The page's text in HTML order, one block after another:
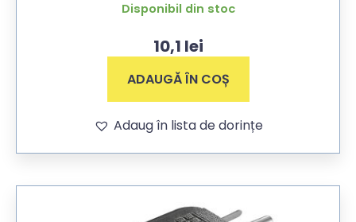
Disponibil din stoc
10,1 lei
ADAUGĂ ÎN COȘ
Adaug în lista de dorințe